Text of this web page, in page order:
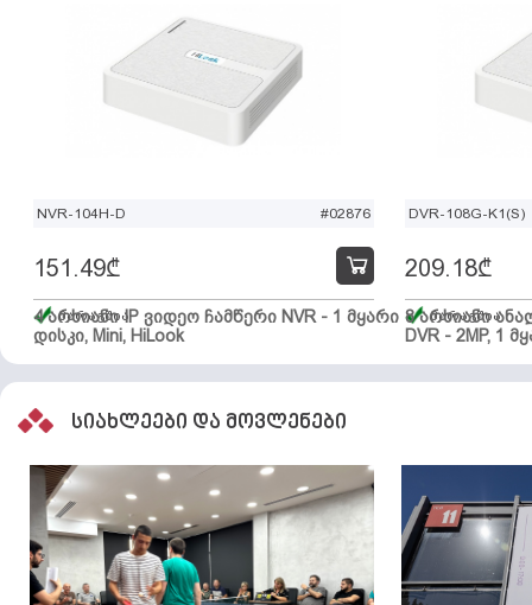
NVR-104H-D #02876
4 არხიანი IP ვიდეო ჩამწერი NVR - 1 მყარი
დისკი, Mini, HiLook
151.49₾
მარაგშია
DVR-108G-K1(S)
8 არხიანი
DVR - 2MP, 1
209.18₾
მარაგშია
სიახლეები და მოვლენები